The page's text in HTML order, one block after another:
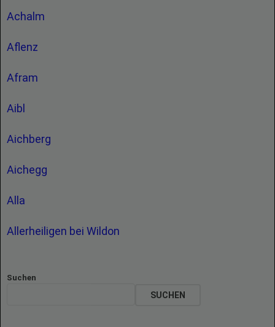
Achalm
Aflenz
Afram
Aibl
Aichberg
Aichegg
Alla
Allerheiligen bei Wildon
Suchen
SUCHEN